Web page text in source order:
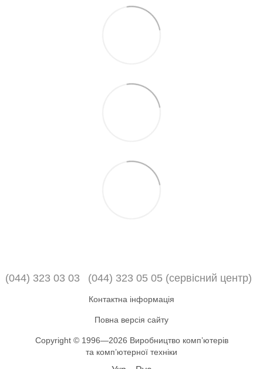
(044) 323 03 03 (044) 323 05 05 (сервісний центр)
Контактна інформація
Повна версія сайту
Copyright © 1996—2026 Виробництво компʼютерів
та компʼютерної техніки